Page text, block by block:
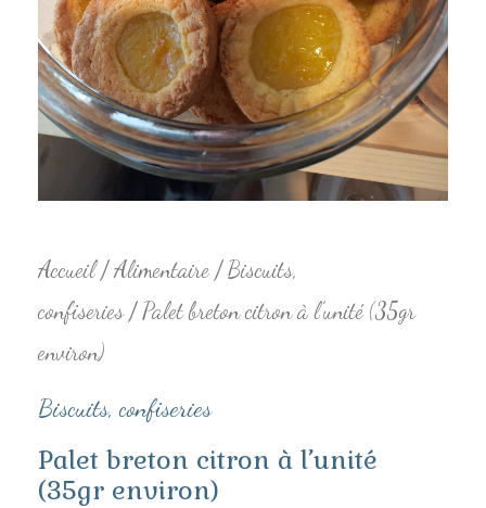
Accueil/Alimentaire /Biscuits,
confiseries/ Palet breton citron à l’unité (35gr
environ)
Biscuits, confiseries
Palet breton citron à l’unité
(35gr environ)
environ)